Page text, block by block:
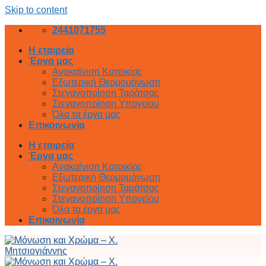
Skip to content
2441071755
Η εταιρεία
Έργα μας
Ανακαίνιση Κατοικίας
Εξωτερική Θερμομόνωση
Στεγανοποίηση Ταράτσας
Στεγανοποίηση Υπογείου
Όλα τα έργα μας
Επικοινωνία
Η εταιρεία
Έργα μας
Ανακαίνιση Κατοικίας
Εξωτερική Θερμομόνωση
Στεγανοποίηση Ταράτσας
Στεγανοποίηση Υπογείου
Όλα τα έργα μας
Επικοινωνία